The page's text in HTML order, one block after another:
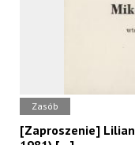
Zasób
[Zaproszenie]